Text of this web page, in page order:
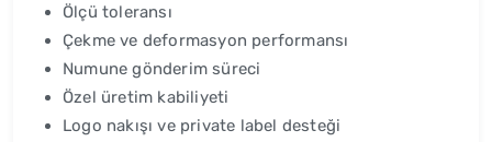
Ölçü toleransı
Çekme ve deformasyon performansı
Numune gönderim süreci
Özel üretim kabiliyeti
Logo nakışı ve private label desteği